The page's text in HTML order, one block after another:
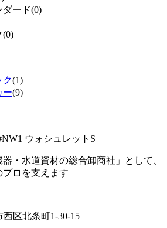
ダード(0)
(0)
ク(1)
ー(9)
ウォシュレットS
・水道資材の総合卸商社」として、
ロを支えます
西区北条町1-30-15